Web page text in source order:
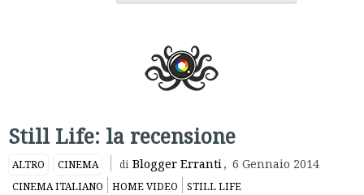
Still Life: la recensione
ALTRO CINEMA di Blogger Erranti, 6 Gennaio 2014
CINEMA ITALIANO HOME VIDEO STILL LIFE